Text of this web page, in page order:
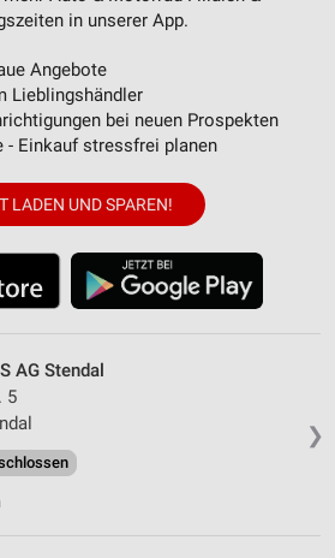
in unserer App.
Angebote
Lieblingshändler
bei neuen Prospekten
- Einkauf stressfrei planen
LADEN UND SPAREN!
❯
AG Stendal
5